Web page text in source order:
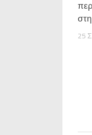
25